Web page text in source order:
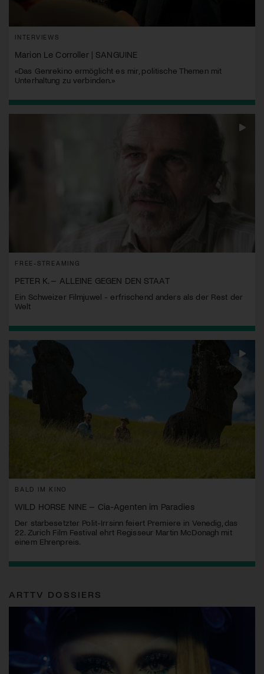
INTERVIEWS
Marion Le Corroller | SANGUINE
«Das Genrekino ermöglicht es mir, politische Themen mit
Unterhaltung zu verbinden.»
FREE-STREAMING
PETER K. – ALLEINE GEGEN DEN STAAT
Ein Schweizer Filmjuwel - erfrischend anders als der Rest der
Welt
BALD IM KINO
WILD HORSE NINE – Cia-Agenten im Paradies
Der starbesetzter Polit-Irrsinn feiert Premiere in Venedig, das
22. Zurich Film Festival ehrt Regisseur Martin McDonagh mit
einem Ehrenpreis.
ARTTV DOSSIERS